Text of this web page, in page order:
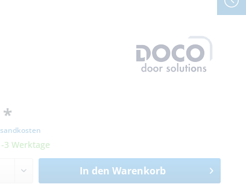
*
3 Werktage
In den Warenkorb